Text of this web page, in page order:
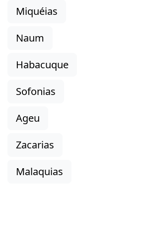
Miquéias
Naum
Habacuque
Sofonias
Ageu
Zacarias
Malaquias